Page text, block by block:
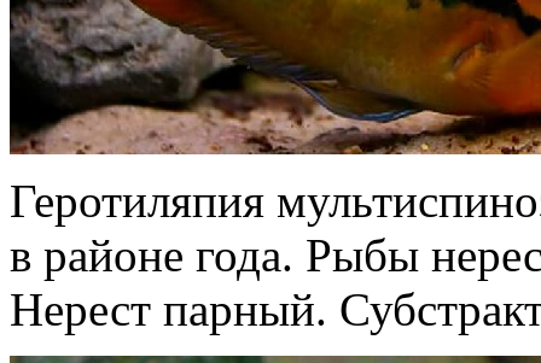
Геротиляпия
в районе года. Рыбы
Нерест парный.